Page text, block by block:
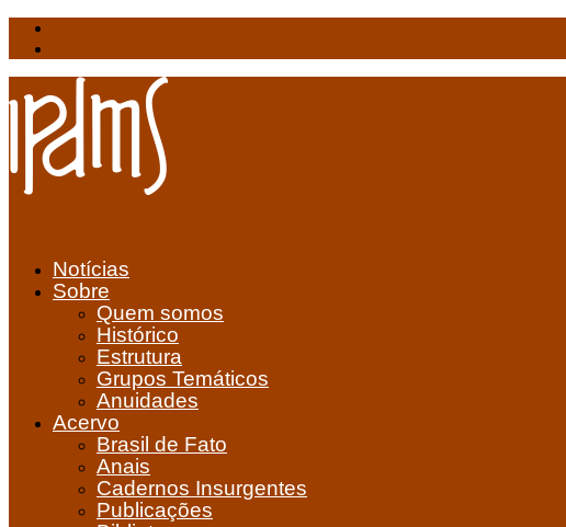
Notícias
Sobre
Quem somos
Histórico
Estrutura
Grupos Temáticos
Anuidades
Acervo
Brasil de Fato
Anais
Cadernos Insurgentes
Publicações